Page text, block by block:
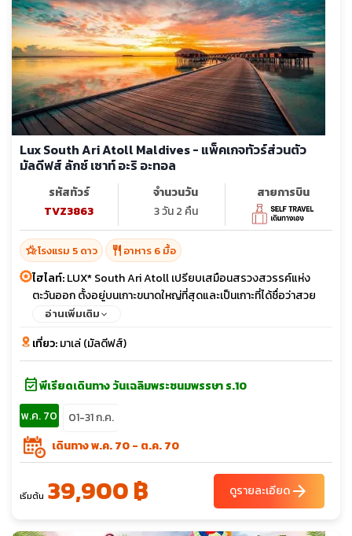
Lux South Ari Atoll Maldives - แพ็คเกจทัวร์ส่วนตัว
มัลดีฟส์ ลักซ์ เซาท์ อะริ อะทอล
รหัสทัวร์
TVZ3863
จำนวนวัน
3 วัน 2 คืน
สายการบิน
hotel_classโรงแรม 5 ดาว restaurant อาหาร 6 มื้อ
ไฮไลท์:LUX* South Ari Atoll เปรียบเสมือนสรวงสวรรค์แห่ง
ตะวันออก ตั้งอยู่บนเกาะขนาดใหญ่ที่สุดและเป็นเกาะที่ได้ชื่อว่าสวย
ที่สุดของประเทศ หาดทรายสีขาวทอดยาวถึง 4 กิโลเมตร โอบล้อมพืช
อ่านเพิ่มเติม
เที่ยว:มาเล่ (มัลดีฟส์)
event_availableพีเรียดเดินทาง วันเฉลิมพระชนมพรรษา ร.10
พ.ค. 70
01-31 ก.ค.
เดินทาง พ.ค. 70 - ต.ค. 70
เริ่มต้น 39,900 ฿ ดูรายละเอียดarrow_forward